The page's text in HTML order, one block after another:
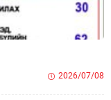
2026/07/08